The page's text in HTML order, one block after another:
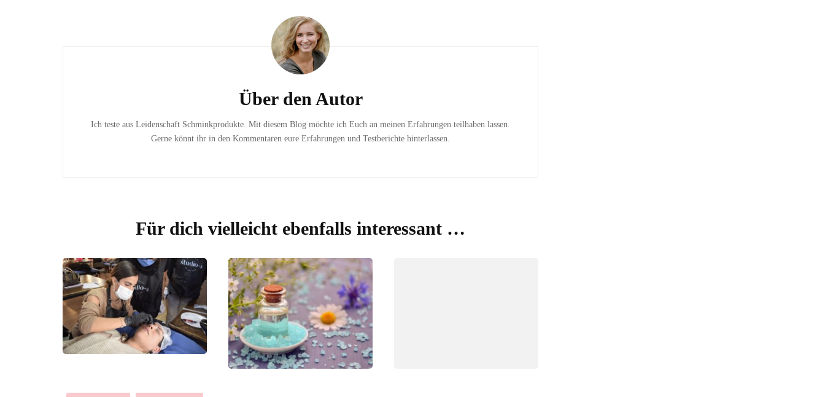
Über den Autor
Ich teste aus Leidenschaft Schminkprodukte. Mit diesem Blog möchte ich Euch an meinen Erfahrungen teilhaben lassen.
Gerne könnt ihr in den Kommentaren eure Erfahrungen und Testberichte hinterlassen.
Für dich vielleicht ebenfalls interessant …